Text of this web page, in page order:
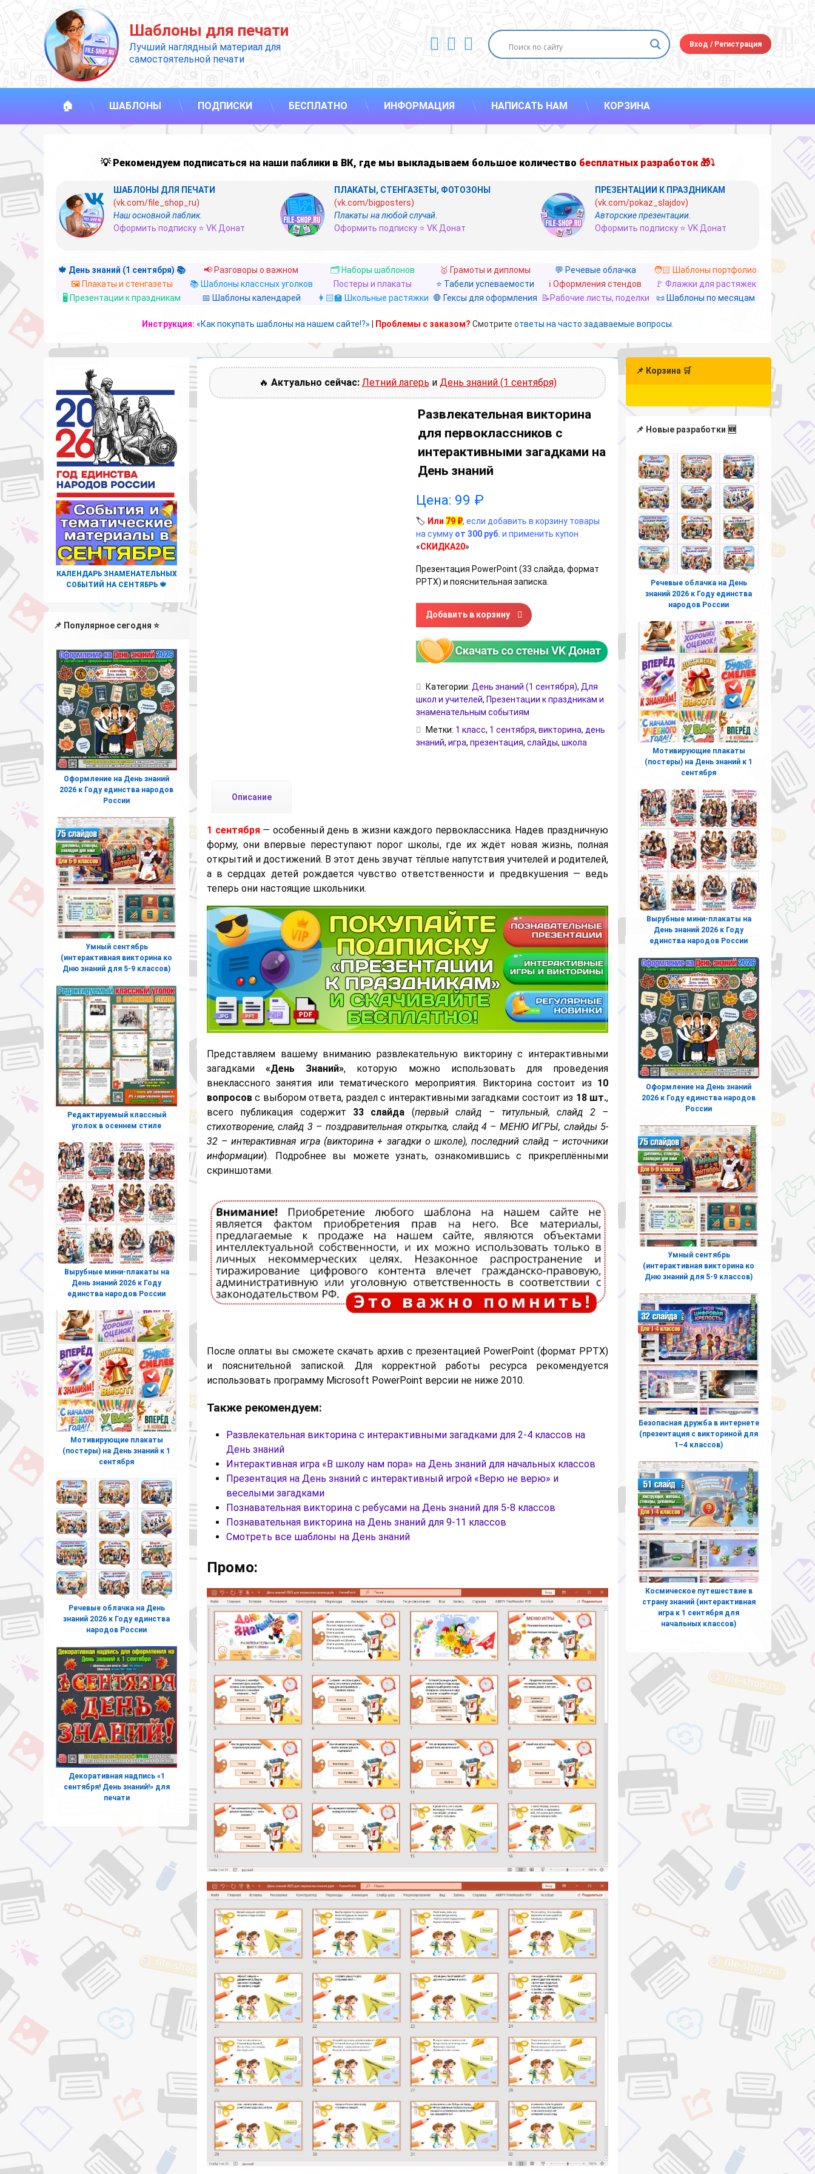
Перейти
к
содержимому
Шаблоны для печати
Лучший наглядный материал для
самостоятельной печати
ВКонтакте
YouTube
E-mail Вход /Регистрация
🏠 ШАБЛОНЫ ПОДПИСКИ БЕСПЛАТНО ИНФОРМАЦИЯ НАПИСАТЬ НАМ КОРЗИНА
💡 Рекомендуем подписаться на наши паблики в ВК, где мы выкладываем большое количество бесплатных разработок 🎁⤵
ШАБЛОНЫ ДЛЯ ПЕЧАТИ
(vk.com/file_shop_ru)
Наш основной паблик.
Оформить подписку ⭐ VK Донат
ПЛАКАТЫ, СТЕНГАЗЕТЫ, ФОТОЗОНЫ
(vk.com/bigposters)
Плакаты на любой случай.
Оформить подписку ⭐ VK Донат
ПРЕЗЕНТАЦИИ К ПРАЗДНИКАМ
(vk.com/pokaz_slajdov)
Авторские презентации.
Оформить подписку ⭐ VK Донат
🍁 День знаний (1 сентября) 📚 📢 Разговоры о важном 🗂️ Наборы шаблонов 🥇 Грамоты и дипломы 💬 Речевые облачка
🧑🏻 Шаблоны портфолио
🖼️ Плакаты и стенгазеты
📚 Шаблоны классных уголков Постеры и плакаты ⭐ Табели успеваемости ℹ️ Оформления стендов
🚩 Флажки для растяжек
🖥️ Презентации к праздникам
📅 Шаблоны календарей 👩🏻‍🏫 Школьные растяжки 🛑 Гексы для оформления 📝Рабочие листы, поделки 📜 Шаблоны по месяцам
Инструкция: «Как покупать шаблоны на нашем сайте!?» Проблемы с заказом? Смотрите ответы на часто задаваемые вопросы.
🔥 Актуально сейчас: Летний лагерь и День знаний (1 сентября)
Развлекательная викторина
для первоклассников с
интерактивными загадками на
День знаний
Цена: 99 ₽
🏷️ Или 79 ₽, если добавить в корзину товары
на сумму от 300 руб. и применить купон
«СКИДКА20»
Презентация PowerPoint (33 слайда, формат
PPTX) и пояснительная записка.
Количество товара Развлекательная викторина для первоклассников с интерактивными
Добавить в корзину
Категории: День знаний (1 сентября), Для
школ и учителей, Презентации к праздникам и
знаменательным событиям
Метки: 1 класс, 1 сентября, викторина, день
знаний, игра, презентация, слайды, школа
Описание
1 сентября— особенный день в жизни каждого первоклассника. Надев праздничную
форму, они впервые переступают порог школы, где их ждёт новая жизнь, полная
открытий и достижений. В этот день звучат тёплые напутствия учителей и родителей,
а в сердцах детей рождается чувство ответственности и предвкушения — ведь
теперь они настоящие школьники.
Представляем вашему вниманию развлекательную викторину с интерактивными
загадками«День Знаний», которую можно использовать для проведения
внеклассного занятия или тематического мероприятия. Викторина состоит из 10
вопросов с выбором ответа, раздел с интерактивными загадками состоит из 18 шт.,
всего публикация содержит 33 слайда (первый слайд – титульный, слайд 2 –
стихотворение, слайд 3 – поздравительная открытка, слайд 4 – МЕНЮ ИГРЫ, слайды 5-
32 – интерактивная игра (викторина + загадки о школе), последний слайд – источники
информации). Подробнее вы можете узнать, ознакомившись с прикреплёнными
скриншотами.
После оплаты вы сможете скачать архив с презентацией PowerPoint (формат PPTX)
и пояснительной запиской. Для корректной работы ресурса рекомендуется
использовать программу Microsoft PowerPoint версии не ниже 2010.
Также рекомендуем:
Развлекательная викторина с интерактивными загадками для 2-4 классов на
День знаний
Интерактивная игра «В школу нам пора» на День знаний для начальных классов
Презентация на День знаний с интерактивный игрой «Верю не верю» и
веселыми загадками
Познавательная викторина с ребусами на День знаний для 5-8 классов
Познавательная викторина на День знаний для 9-11 классов
Смотреть все шаблоны на День знаний
Промо:
КАЛЕНДАРЬ ЗНАМЕНАТЕЛЬНЫХ
СОБЫТИЙ НА СЕНТЯБРЬ 🍁
📌 Популярное сегодня ⭐
Оформление на День знаний
2026 к Году единства народов
России
Умный сентябрь
(интерактивная викторина ко
Дню знаний для 5-9 классов)
Редактируемый классный
уголок в осеннем стиле
Вырубные мини-плакаты на
День знаний 2026 к Году
единства народов России
Мотивирующие плакаты
(постеры) на День знаний к 1
сентября
Речевые облачка на День
знаний 2026 к Году единства
народов России
Декоративная надпись «1
сентября! День знаний!» для
печати
📌 Корзина 🛒
📌 Новые разработки 🆕
Речевые облачка на День
знаний 2026 к Году единства
народов России
Мотивирующие плакаты
(постеры) на День знаний к 1
сентября
Вырубные мини-плакаты на
День знаний 2026 к Году
единства народов России
Оформление на День знаний
2026 к Году единства народов
России
Умный сентябрь
(интерактивная викторина ко
Дню знаний для 5-9 классов)
Безопасная дружба в интернете
(презентация с викториной для
1–4 классов)
Космическое путешествие в
страну знаний (интерактивная
игра к 1 сентября для
начальных классов)